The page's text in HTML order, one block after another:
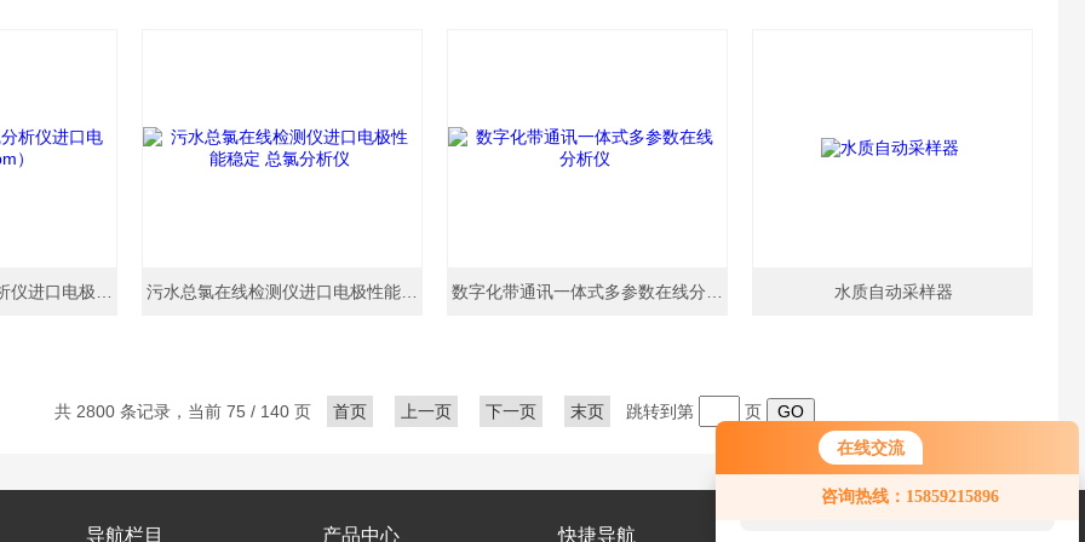
在线交流
咨询热线：15859215896
您好！欢迎前来咨询，很高兴为您
服务，请问您要咨询什么问题呢？
水质自动采样器
共 2800 条记录，当前 75 / 140 页 首页 上一页 下一页 末页 跳转到第 页
导航栏目 产品中心 快捷导航